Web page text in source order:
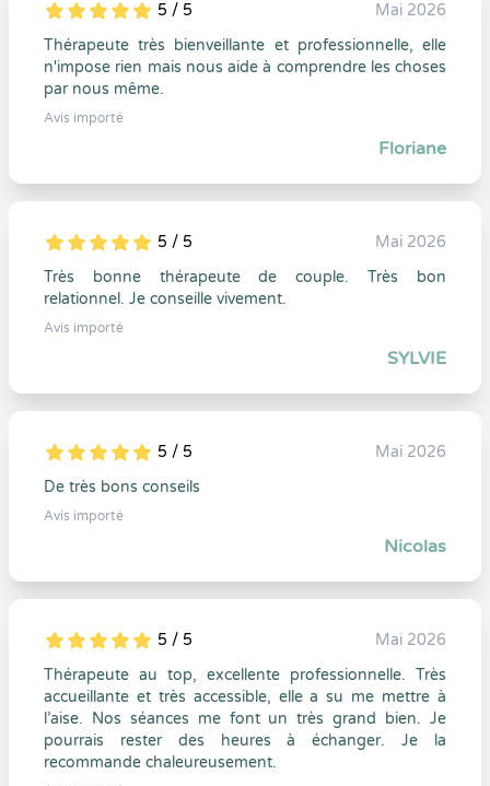
5
1
5
0 5 / 5
Mai 2026
Thérapeute très bienveillante et professionnelle, elle
n'impose rien mais nous aide à comprendre les choses
par nous même.
Avis importé
Floriane
5
1
5
0 5 / 5
Mai 2026
Très bonne thérapeute de couple. Très bon
relationnel. Je conseille vivement.
Avis importé
SYLVIE
5
1
5
0 5 / 5
Mai 2026
De très bons conseils
Avis importé
Nicolas
5
1
5
0 5 / 5
Mai 2026
Thérapeute au top, excellente professionnelle. Très
accueillante et très accessible, elle a su me mettre à
l’aise. Nos séances me font un très grand bien. Je
pourrais rester des heures à échanger. Je la
recommande chaleureusement.